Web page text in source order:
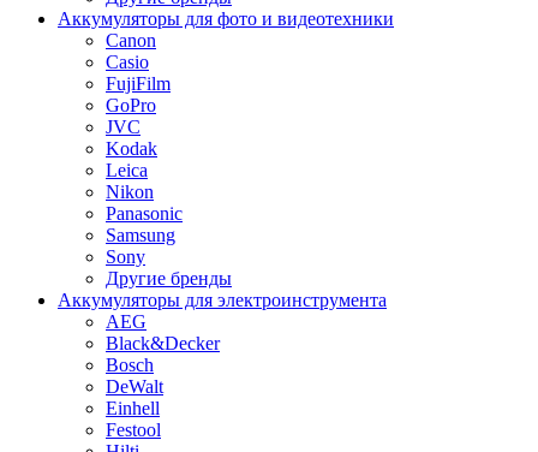
Аккумуляторы для фото и видеотехники
Canon
Casio
FujiFilm
GoPro
JVC
Kodak
Leica
Nikon
Panasonic
Samsung
Sony
Другие бренды
Аккумуляторы для электроинструмента
AEG
Black&Decker
Bosch
DeWalt
Einhell
Festool